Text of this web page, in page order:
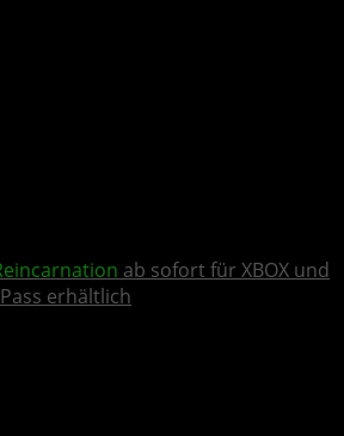
ab sofort für XBOX und
erhältlich